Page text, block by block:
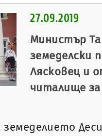
27.09.2019
Министър
земеделски
Лясковец и
читалище